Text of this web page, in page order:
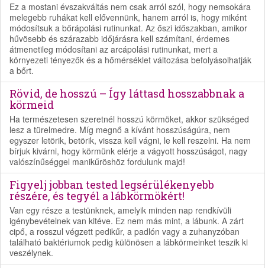
Ez a mostani évszakváltás nem csak arról szól, hogy nemsokára
melegebb ruhákat kell elővennünk, hanem arról is, hogy miként
módosítsuk a bőrápolási rutinunkat. Az őszi időszakban, amikor
hűvösebb és szárazabb időjárásra kell számítani, érdemes
átmenetileg módosítani az arcápolási rutinunkat, mert a
környezeti tényezők és a hőmérséklet változása befolyásolhatják
a bőrt.
Rövid, de hosszú – Így láttasd hosszabbnak a
körmeid
Ha természetesen szeretnél hosszú körmöket, akkor szükséged
lesz a türelmedre. Míg megnő a kívánt hosszúságúra, nem
egyszer letörik, betörik, vissza kell vágni, le kell reszelni. Ha nem
bírjuk kivárni, hogy körmünk elérje a vágyott hosszúságot, nagy
valószínűséggel manikűröshöz fordulunk majd!
Figyelj jobban tested legsérülékenyebb
részére, és tegyél a lábkörmökért!
Van egy része a testünknek, amelyik minden nap rendkívüli
igénybevételnek van kitéve. Ez nem más mint, a lábunk. A zárt
cipő, a rosszul végzett pedikűr, a padlón vagy a zuhanyzóban
található baktériumok pedig különösen a lábkörmeinket teszik ki
veszélynek.